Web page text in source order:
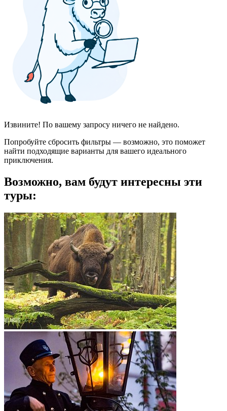
Извините! По вашему запросу ничего не найдено.
Попробуйте сбросить фильтры — возможно, это поможет
найти подходящие варианты для вашего идеального
приключения.
Возможно, вам будут интересны эти
туры: